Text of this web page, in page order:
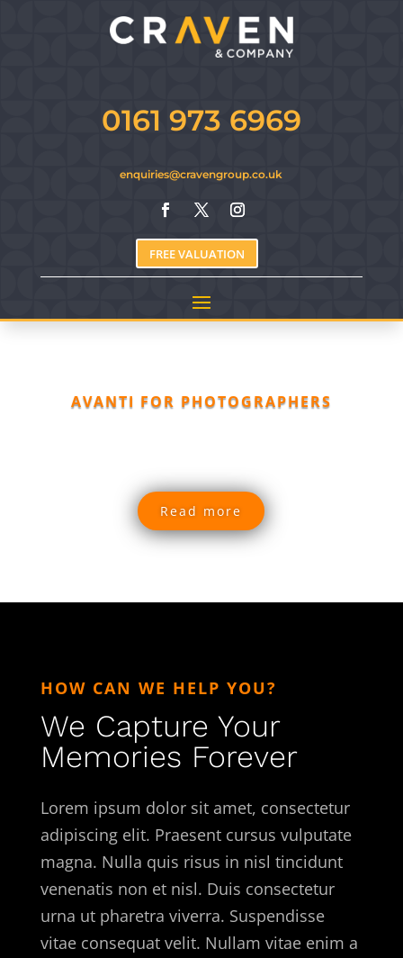
0161 973 6969
enquiries@cravengroup.co.uk
FREE VALUATION
AVANTI FOR PHOTOGRAPHERS
Read more
HOW CAN WE HELP YOU?
We Capture Your
Memories Forever
Lorem ipsum dolor sit amet, consectetur
adipiscing elit. Praesent cursus vulputate
magna. Nulla quis risus in nisl tincidunt
venenatis non et nisl. Duis consectetur
urna ut pharetra viverra. Suspendisse
vitae consequat velit. Nullam vitae enim a